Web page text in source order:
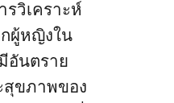
รวิเคราะห์
ผู้หญิงใน
อันตราย
สุขภาพของ